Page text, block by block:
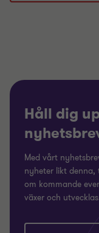
Håll dig
Med vårt
nyheter likt
om kommande
växer och